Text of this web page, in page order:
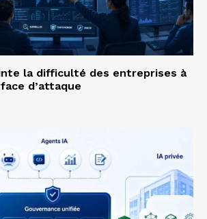
la difficulté des entreprises à
d’attaque